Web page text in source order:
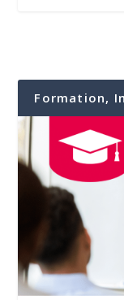
Formation,